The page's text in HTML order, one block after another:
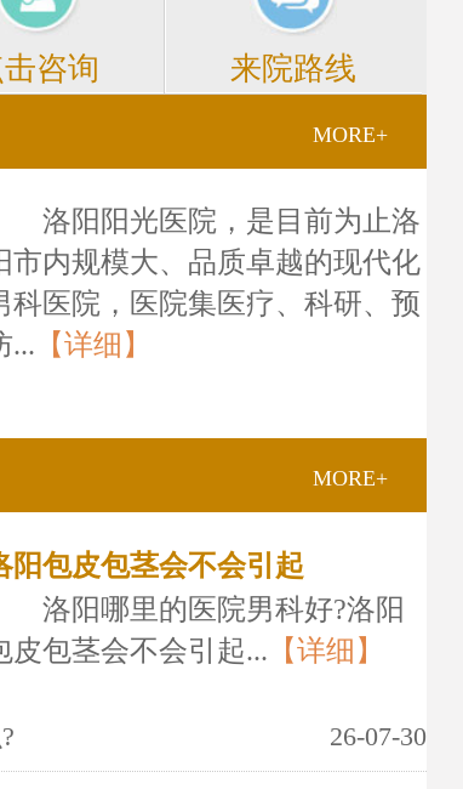
击咨询
来院路线
MORE+
洛阳阳光医院，是目前为止洛
市内规模大、品质卓越的现代化
科医院，医院集医疗、科研、预
... 【详细】
MORE+
阳包皮包茎会不会引起
洛阳哪里的医院男科好?洛阳
皮包茎会不会引起... 【详细】
26-07-30